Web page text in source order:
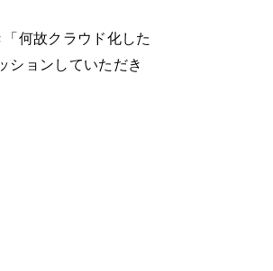
何故クラウド化した
ションしていただき